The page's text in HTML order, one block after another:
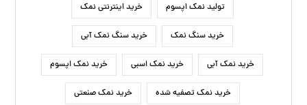
تولید نمک اپسوم خرید اینترنتی نمک
خرید سنگ نمک خرید سنگ نمک آبی
خرید نمک آبی خرید نمک اسبی خرید نمک اپسوم
خرید نمک تصفیه شده خرید نمک صنعتی